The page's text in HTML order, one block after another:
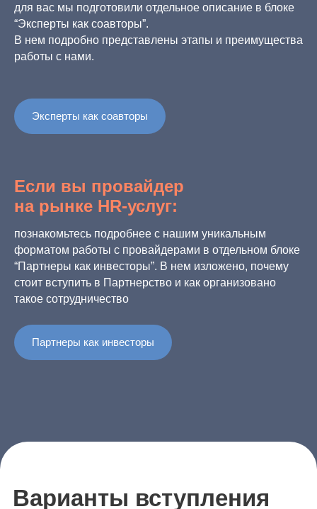
для вас мы подготовили отдельное описание в блоке
“Эксперты как соавторы”.
В нем подробно представлены этапы и преимущества
работы с нами.
Эксперты как соавторы
Если вы провайдер
на рынке HR-услуг:
познакомьтесь подробнее с нашим уникальным
форматом работы с провайдерами в отдельном блоке
“Партнеры как инвесторы”. В нем изложено, почему
стоит вступить в Партнерство и как организовано
такое сотрудничество
Партнеры как инвесторы